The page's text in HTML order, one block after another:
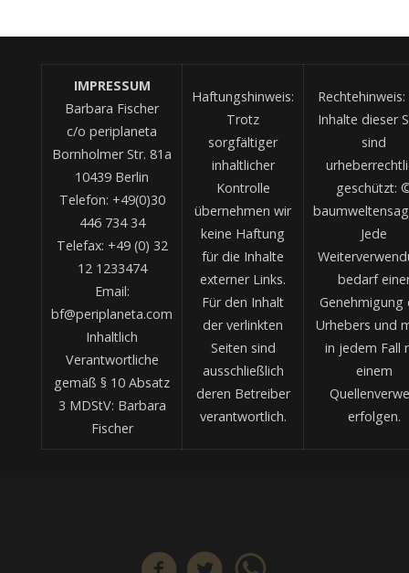
IMPRESSUM
Barbara Fischer
c/o periplaneta
Bornholmer Str. 81a
10439 Berlin
Telefon: +49(0)30
446 734 34
Telefax: +49 (0) 32
12 1233474
Email:
bf@periplaneta.com
Inhaltlich
Verantwortliche
gemäß § 10 Absatz
3 MDStV: Barbara
Fischer
Haftungshinweis:
Trotz
sorgfältiger
inhaltlicher
Kontrolle
übernehmen wir
keine Haftung
für die Inhalte
externer Links.
Für den Inhalt
der verlinkten
Seiten sind
ausschließlich
deren Betreiber
verantwortlich.
Rechtehinweis:
Inhalte dieser
sind
geschützt:
Jede
bedarf
Genehmigung
Urhebers und
in jedem Fall
einem
erfolgen.